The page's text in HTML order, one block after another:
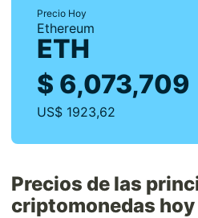
Precio Hoy
Ethereum
ETH
$ 6,073,709
US$ 1923,62
Precios de las
criptomonedas hoy